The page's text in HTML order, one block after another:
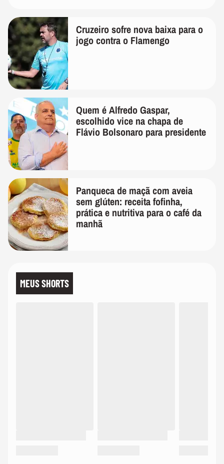
Cruzeiro sofre nova baixa para o
jogo contra o Flamengo
Quem é Alfredo Gaspar,
escolhido vice na chapa de
Flávio Bolsonaro para presidente
Panqueca de maçã com aveia
sem glúten: receita fofinha,
prática e nutritiva para o café da
manhã
MEUS SHORTS